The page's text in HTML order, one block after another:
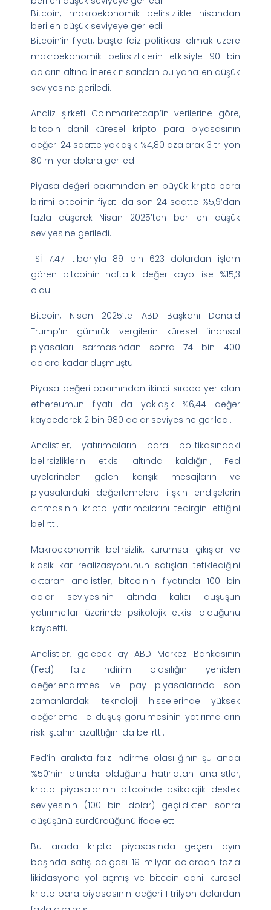
Bitcoin, makroekonomik belirsizlikle nisandan
beri en düşük seviyeye geriledi
Bitcoin’in fiyatı, başta faiz politikası olmak üzere
makroekonomik belirsizliklerin etkisiyle 90 bin
doların altına inerek nisandan bu yana en düşük
seviyesine geriledi.
Analiz şirketi Coinmarketcap’in verilerine göre,
bitcoin dahil küresel kripto para piyasasının
değeri 24 saatte yaklaşık %4,80 azalarak 3 trilyon
80 milyar dolara geriledi.
Piyasa değeri bakımından en büyük kripto para
birimi bitcoinin fiyatı da son 24 saatte %5,9’dan
fazla düşerek Nisan 2025’ten beri en düşük
seviyesine geriledi.
TSİ 7.47 itibarıyla 89 bin 623 dolardan işlem
gören bitcoinin haftalık değer kaybı ise %15,3
oldu.
Bitcoin, Nisan 2025’te ABD Başkanı Donald
Trump’ın gümrük vergilerin küresel finansal
piyasaları sarmasından sonra 74 bin 400
dolara kadar düşmüştü.
Piyasa değeri bakımından ikinci sırada yer alan
ethereumun fiyatı da yaklaşık %6,44 değer
kaybederek 2 bin 980 dolar seviyesine geriledi.
Analistler, yatırımcıların para politikasındaki
belirsizliklerin etkisi altında kaldığını, Fed
üyelerinden gelen karışık mesajların ve
piyasalardaki değerlemelere ilişkin endişelerin
artmasının kripto yatırımcılarını tedirgin ettiğini
belirtti.
Makroekonomik belirsizlik, kurumsal çıkışlar ve
klasik kar realizasyonunun satışları tetiklediğini
aktaran analistler, bitcoinin fiyatında 100 bin
dolar seviyesinin altında kalıcı düşüşün
yatırımcılar üzerinde psikolojik etkisi olduğunu
kaydetti.
Analistler, gelecek ay ABD Merkez Bankasının
(Fed) faiz indirimi olasılığını yeniden
değerlendirmesi ve pay piyasalarında son
zamanlardaki teknoloji hisselerinde yüksek
değerleme ile düşüş görülmesinin yatırımcıların
risk iştahını azalttığını da belirtti.
Fed’in aralıkta faiz indirme olasılığının şu anda
%50’nin altında olduğunu hatırlatan analistler,
kripto piyasalarının bitcoinde psikolojik destek
seviyesinin (100 bin dolar) geçildikten sonra
düşüşünü sürdürdüğünü ifade etti.
Bu arada kripto piyasasında geçen ayın
başında satış dalgası 19 milyar dolardan fazla
likidasyona yol açmış ve bitcoin dahil küresel
kripto para piyasasının değeri 1 trilyon dolardan